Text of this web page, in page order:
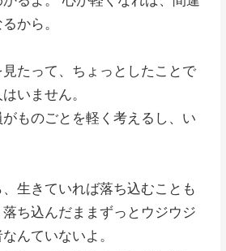
から。
たって、ちょっとしたことで
いません。
ものごとを軽く考えるし、い
生きていれば落ち込むことも
ち込んだままずっとウジウジ
んていないよ。